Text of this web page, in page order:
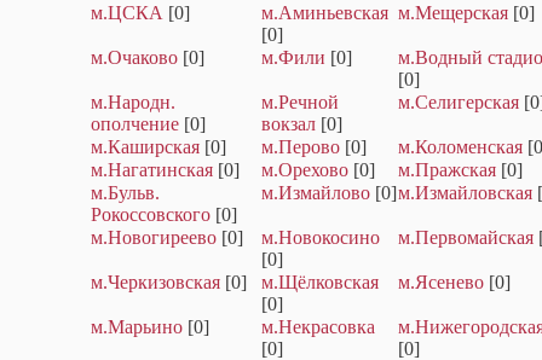
м.ЦСКА [0]
м.Аминьевская
[0]
м.Мещерская [0]
м.Очаково [0] м.Фили [0]
м.Водный
[0]
м.Народн.
ополчение [0]
м.Речной
вокзал [0]
м.Селигерская
м.Каширская [0] м.Перово [0] м.Коломенская
м.Нагатинская [0] м.Орехово [0] м.Пражская [0]
м.Бульв.
Рокоссовского [0]
м.Измайлово [0]м.Измайловская
м.Новогиреево [0]
м.Новокосино
[0]
м.Первомайская
м.Черкизовская [0]
м.Щёлковская
[0]
м.Ясенево [0]
м.Марьино [0]
м.Некрасовка
[0]
[0]